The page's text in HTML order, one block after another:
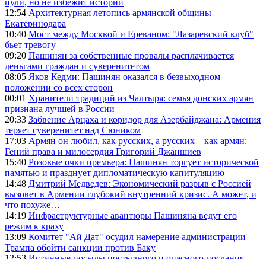
пули, но не избежит истории
12:54 Архитектурная летопись армянской общины
Екатеринодара
10:40 Мост между Москвой и Ереваном: "Лазаревский клуб"
бьет тревогу
09:20 Пашинян за собственные провалы расплачивается
деньгами граждан и суверенитетом
08:05 Яков Кедми: Пашинян оказался в безвыходном
положении со всех сторон
00:01 Хранители традиций из Чалтыря: семья донских армян
признана лучшей в России
20:33 Забвение Арцаха и коридор для Азербайджана: Армения
теряет суверенитет над Сюником
17:03 Армян он любил, как русских, а русских – как армян:
Гений права и милосердия Григорий Джаншиев
15:40 Розовые очки премьера: Пашинян торгует исторической
памятью и празднует дипломатическую капитуляцию
14:48 Дмитрий Медведев: Экономический разрыв с Россией
вызовет в Армении глубокий внутренний кризис. А может, и
что похуже…
14:19 Инфраструктурные авантюры Пашиняна ведут его
режим к краху
13:09 Комитет "Ай Дат" осудил намерение администрации
Трампа обойти санкции против Баку